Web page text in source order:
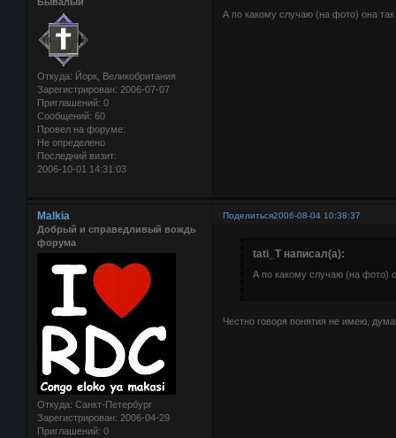
Бывалый
Откуда: Йорк, Великобритания
Зарегистрирован: 2006-07-07
Приглашений: 0
Сообщений: 60
Провел на форуме:
Не определено
Последний визит:
2006-10-01 14:31:03
А по какому случаю (на фото) она
Поделиться2006-08-04 10:38:37
Malkia
Добрый и справедливый вождь
форума
Откуда: Санкт-Петербург
Зарегистрирован: 2006-04-29
Приглашений: 0
tati_T написал(а):
А по какому случаю (на фото)
Честно говоря понятия не имею,